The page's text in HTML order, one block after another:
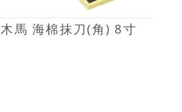
木馬 海棉抹刀(角) 8寸